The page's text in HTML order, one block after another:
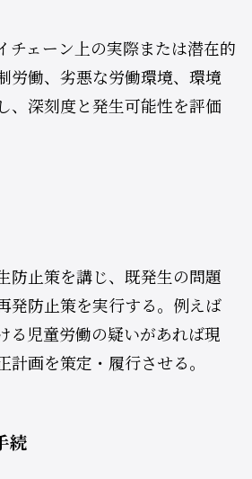
チェーン上の実際または潜在的
労働、劣悪な労働環境、環境
、深刻度と発生可能性を評価
防止策を講じ、既発生の問題
発防止策を実行する​。例えば
る児童労働の疑いがあれば現
画を策定・履行させる。
続